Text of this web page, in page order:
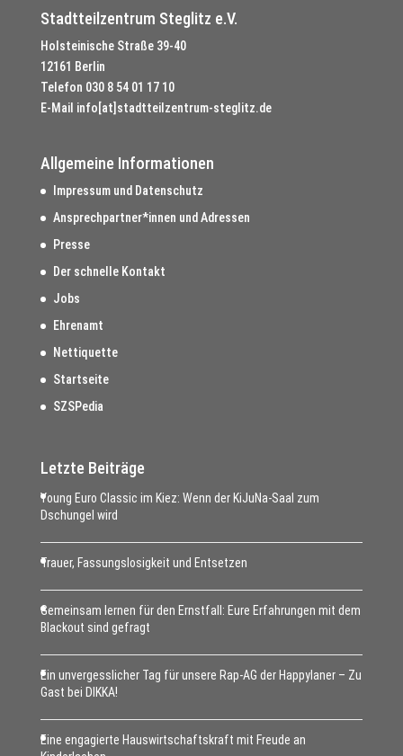
Stadtteilzentrum Steglitz e.V.
Holsteinische Straße 39-40
12161 Berlin
Telefon 030 8 54 01 17 10
E-Mail info[at]stadtteilzentrum-steglitz.de
Allgemeine Informationen
Impressum und Datenschutz
Ansprechpartner*innen und Adressen
Presse
Der schnelle Kontakt
Jobs
Ehrenamt
Nettiquette
Startseite
SZSPedia
Letzte Beiträge
Young Euro Classic im Kiez: Wenn der KiJuNa-Saal zum
Dschungel wird
Trauer, Fassungslosigkeit und Entsetzen
Gemeinsam lernen für den Ernstfall: Eure Erfahrungen mit dem
Blackout sind gefragt
Ein unvergesslicher Tag für unsere Rap-AG der Happylaner – Zu
Gast bei DIKKA!
Eine engagierte Hauswirtschaftskraft mit Freude an